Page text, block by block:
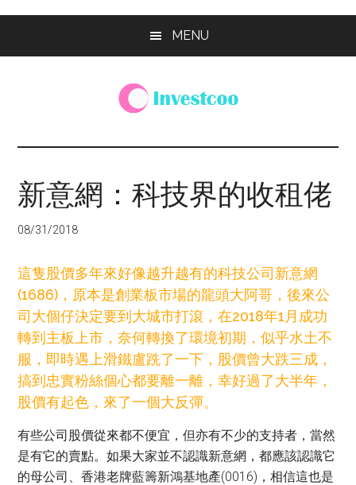
MENU
Investcoo
個
活
的
資
網
站
新意網：科技界的收租佬
08/31/2018
這隻股價多年來好像越升越有的科技公司新意網
(1686)，原本是創業板市場的龍頭大阿哥，後來公
司大個仔決定要到大城市打滾，在2018年1月成功
轉到主板上市，奈何轉換了環境初期，似乎水土不
服，即時遇上滑鐵盧跣了一下，股價曾大跌三成，
搞到忠實粉絲個心都要離一離，幸好過了大半年，
股價有起色，來了一個大反彈。
有些公司股價從來都不便宜，但亦有不少的支持者，當然
是有它的賣點。如果大家並不認識新意網，都應該認識它
的母公司、香港老牌藍籌新鴻基地產(0016)，相信這也是